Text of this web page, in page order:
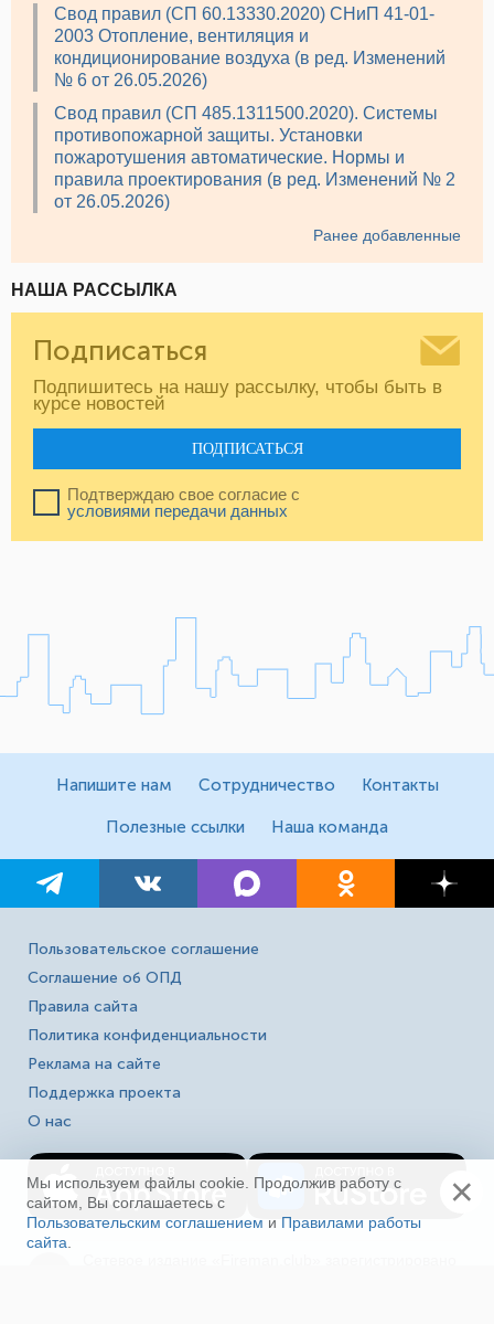
Свод правил (СП 60.13330.2020) СНиП 41-01-
2003 Отопление, вентиляция и
кондиционирование воздуха (в ред. Изменений
№ 6 от 26.05.2026)
Свод правил (СП 485.1311500.2020). Системы
противопожарной защиты. Установки
пожаротушения автоматические. Нормы и
правила проектирования (в ред. Изменений № 2
от 26.05.2026)
Ранее добавленные
НАША РАССЫЛКА
Подписаться
Подпишитесь на нашу рассылку, чтобы быть в
курсе новостей
ПОДПИСАТЬСЯ
Подтверждаю свое согласие с
условиями передачи данных
Напишите нам Сотрудничество Контакты
Полезные ссылки Наша команда
Пользовательское соглашение
Соглашение об ОПД
Правила сайта
Политика конфиденциальности
Реклама на сайте
Поддержка проекта
О нас
Мы используем файлы cookie. Продолжив работу с
сайтом, Вы соглашаетесь с
Пользовательским соглашением и Правилами работы
сайта
×